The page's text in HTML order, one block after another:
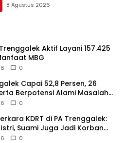
8 Agustus 2026
Aktif Layani 157.425
MBG
0
Capai 52,8 Persen, 26
Berpotensi Alami Masalah
0
KDRT di PA Trenggalek:
Suami Juga Jadi Korban
0